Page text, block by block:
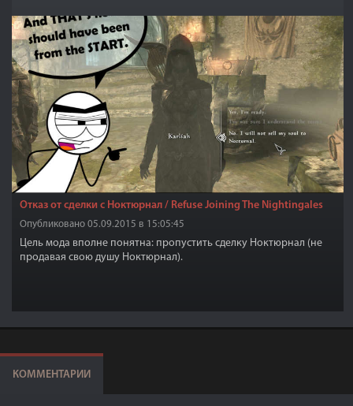
Отказ от сделки с Ноктюрнал / Refuse Joining The Nightingales
Опубликовано 05.09.2015 в 15:05:45
Цель мода вполне понятна: пропустить сделку Ноктюрнал (не
продавая свою душу Ноктюрнал).
КОММЕНТАРИИ